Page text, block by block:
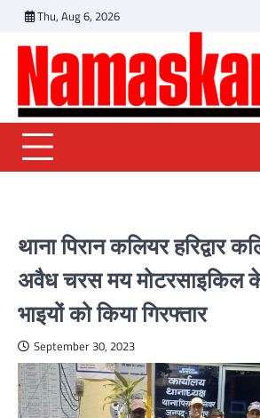
content
Thu, Aug 6, 2026
थाना पिरान कलियर हरिद्वार
अवैध चरस मय मोटरसाइकिल
भाइयों को किया गिरफ्तार
September 30, 2023